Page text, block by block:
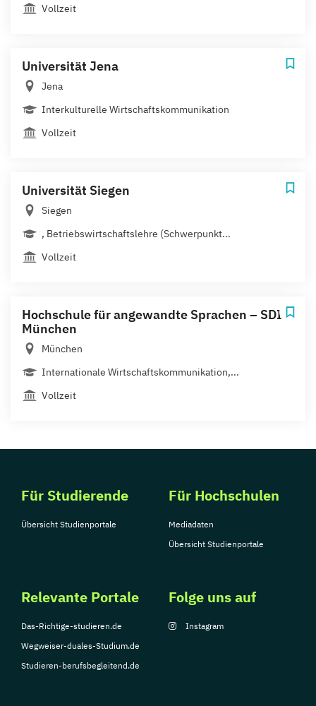
Vollzeit
Universität Jena
Jena
Interkulturelle Wirtschaftskommunikation
Vollzeit
Universität Siegen
Siegen
, Betriebswirtschaftslehre (Schwerpunkt...
Vollzeit
Hochschule für angewandte Sprachen – SDI
München
München
Internationale Wirtschafts­kommunikation,...
Vollzeit
Für Studierende
Übersicht Studienportale
Für Hochschulen
Mediadaten
Übersicht Studienportale
Relevante Portale
Das-Richtige-studieren.de
Wegweiser-duales-Studium.de
Studieren-berufsbegleitend.de
Folge uns auf
Instagram